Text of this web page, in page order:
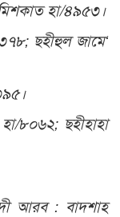
হা/৪৯৫৩।
ছহীহুল জামে‘
৮০৬২; ছহীহাহা
আরব : বাদশাহ